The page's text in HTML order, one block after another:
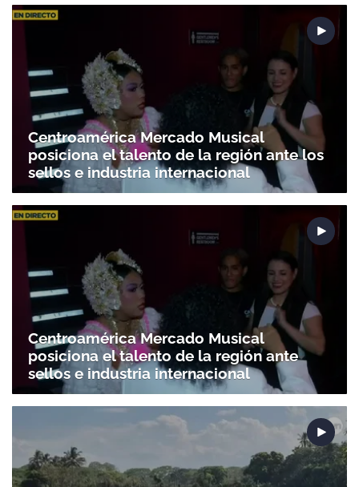
Centroamérica Mercado Musical
posiciona el talento de la región ante los
sellos e industria internacional
Centroamérica Mercado Musical
posiciona el talento de la región ante
sellos e industria internacional